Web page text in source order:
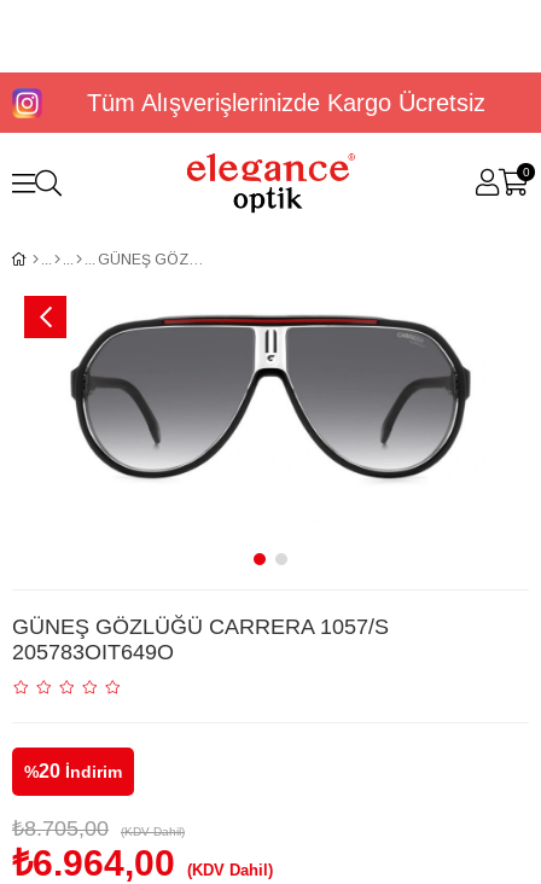
Tüm Alışverişlerinizde Kargo Ücretsiz
0
GÜNEŞ GÖZLÜĞÜ CARRERA 1057/S 205783OIT649O
GÜNEŞ GÖZLÜĞÜ CARRERA 1057/S
205783OIT649O
%20 İndirim
₺8.705,00 (KDV Dahil)
₺6.964,00 (KDV Dahil)